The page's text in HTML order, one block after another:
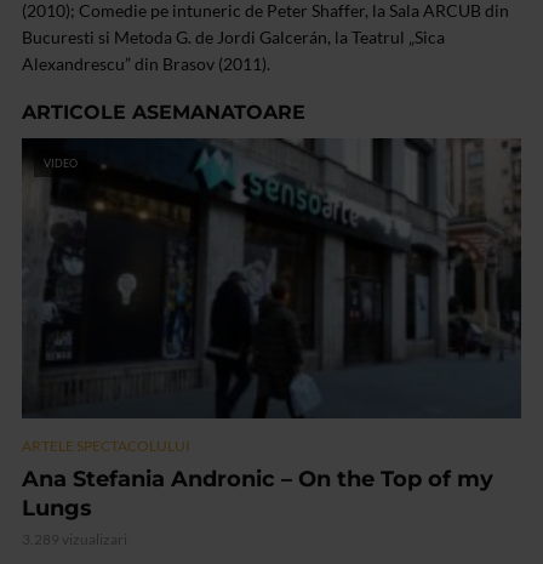
(2010); Comedie pe intuneric de Peter Shaffer, la Sala ARCUB din
Bucuresti si Metoda G. de Jordi Galcerán, la Teatrul „Sica
Alexandrescu” din Brasov (2011).
ARTICOLE ASEMANATOARE
VIDEO
ARTELE SPECTACOLULUI
Ana Stefania Andronic – On the Top of my
Lungs
3.289 vizualizari